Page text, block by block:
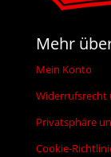
Mehr
Mein Konto
Privatsphäre
Cookie-